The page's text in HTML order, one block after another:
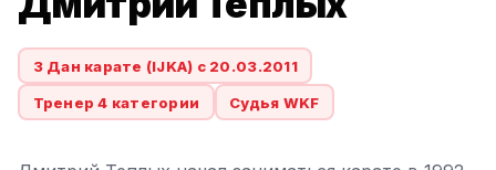
3 Дан карате (IJKA) с 20.03.2011
Тренер 4 категории Судья WKF